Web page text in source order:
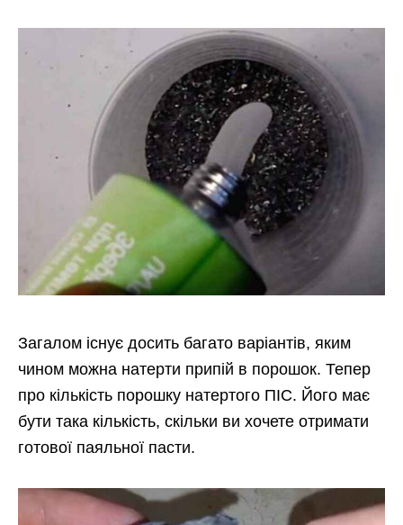
Загалом існує досить багато варіантів, яким
чином можна натерти припій в порошок. Тепер
про кількість порошку натертого ПІС. Його має
бути така кількість, скільки ви хочете отримати
готової паяльної пасти.